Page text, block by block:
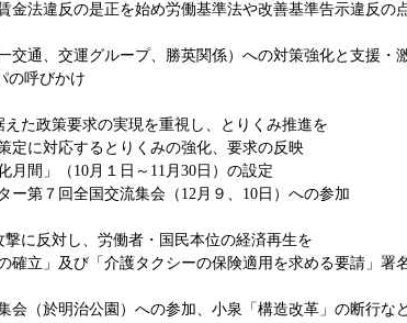
金法違反の是正を始め労働基準法や改善基準告示違反の
交通、交運グループ、勝英関係）への対策強化と支援・
の呼びかけ
えた政策要求の実現を重視し、とりくみ推進を
定に対応するとりくみの強化、要求の反映
月間」（10月１日～11月30日）の設定
ー第７回全国交流集会（12月９、10日）への参加
撃に反対し、労働者・国民本位の経済再生を
確立」及び「介護タクシーの保険適用を求める要請」署
会（於明治公園）への参加、小泉「構造改革」の断行な